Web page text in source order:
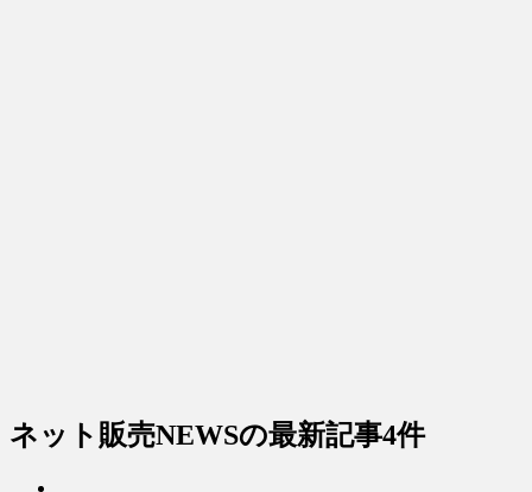
ネット販売NEWSの最新記事4件